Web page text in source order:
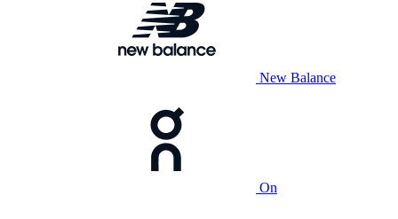
New Balance
On